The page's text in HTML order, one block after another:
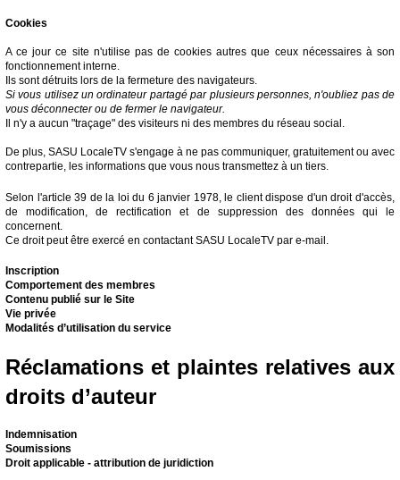
Cookies
A ce jour ce site n'utilise pas de cookies autres que ceux nécessaires à son
fonctionnement interne.
Ils sont détruits lors de la fermeture des navigateurs.
Si vous utilisez un ordinateur partagé par plusieurs personnes, n'oubliez pas de
vous déconnecter ou de fermer le navigateur.
Il n'y a aucun "traçage" des visiteurs ni des membres du réseau social.
De plus, SASU LocaleTV s'engage à ne pas communiquer, gratuitement ou avec
contrepartie, les informations que vous nous transmettez à un tiers.
Selon l'article 39 de la loi du 6 janvier 1978, le client dispose d'un droit d'accès,
de modification, de rectification et de suppression des données qui le
concernent.
Ce droit peut être exercé en contactant SASU LocaleTV par e-mail.
Inscription
Comportement des membres
Contenu publié sur le Site
Vie privée
Modalités d’utilisation du service
Réclamations et plaintes relatives aux
droits d’auteur
Indemnisation
Soumissions
Droit applicable - attribution de juridiction